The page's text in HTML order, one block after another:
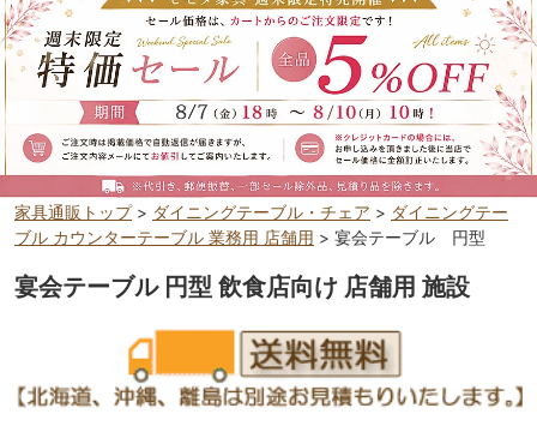
家具通販トップ> ダイニングテーブル・チェア > ダイニングテー
ブル カウンターテーブル 業務用 店舗用 > 宴会テーブル 円型
宴会テーブル 円型 飲食店向け 店舗用 施設